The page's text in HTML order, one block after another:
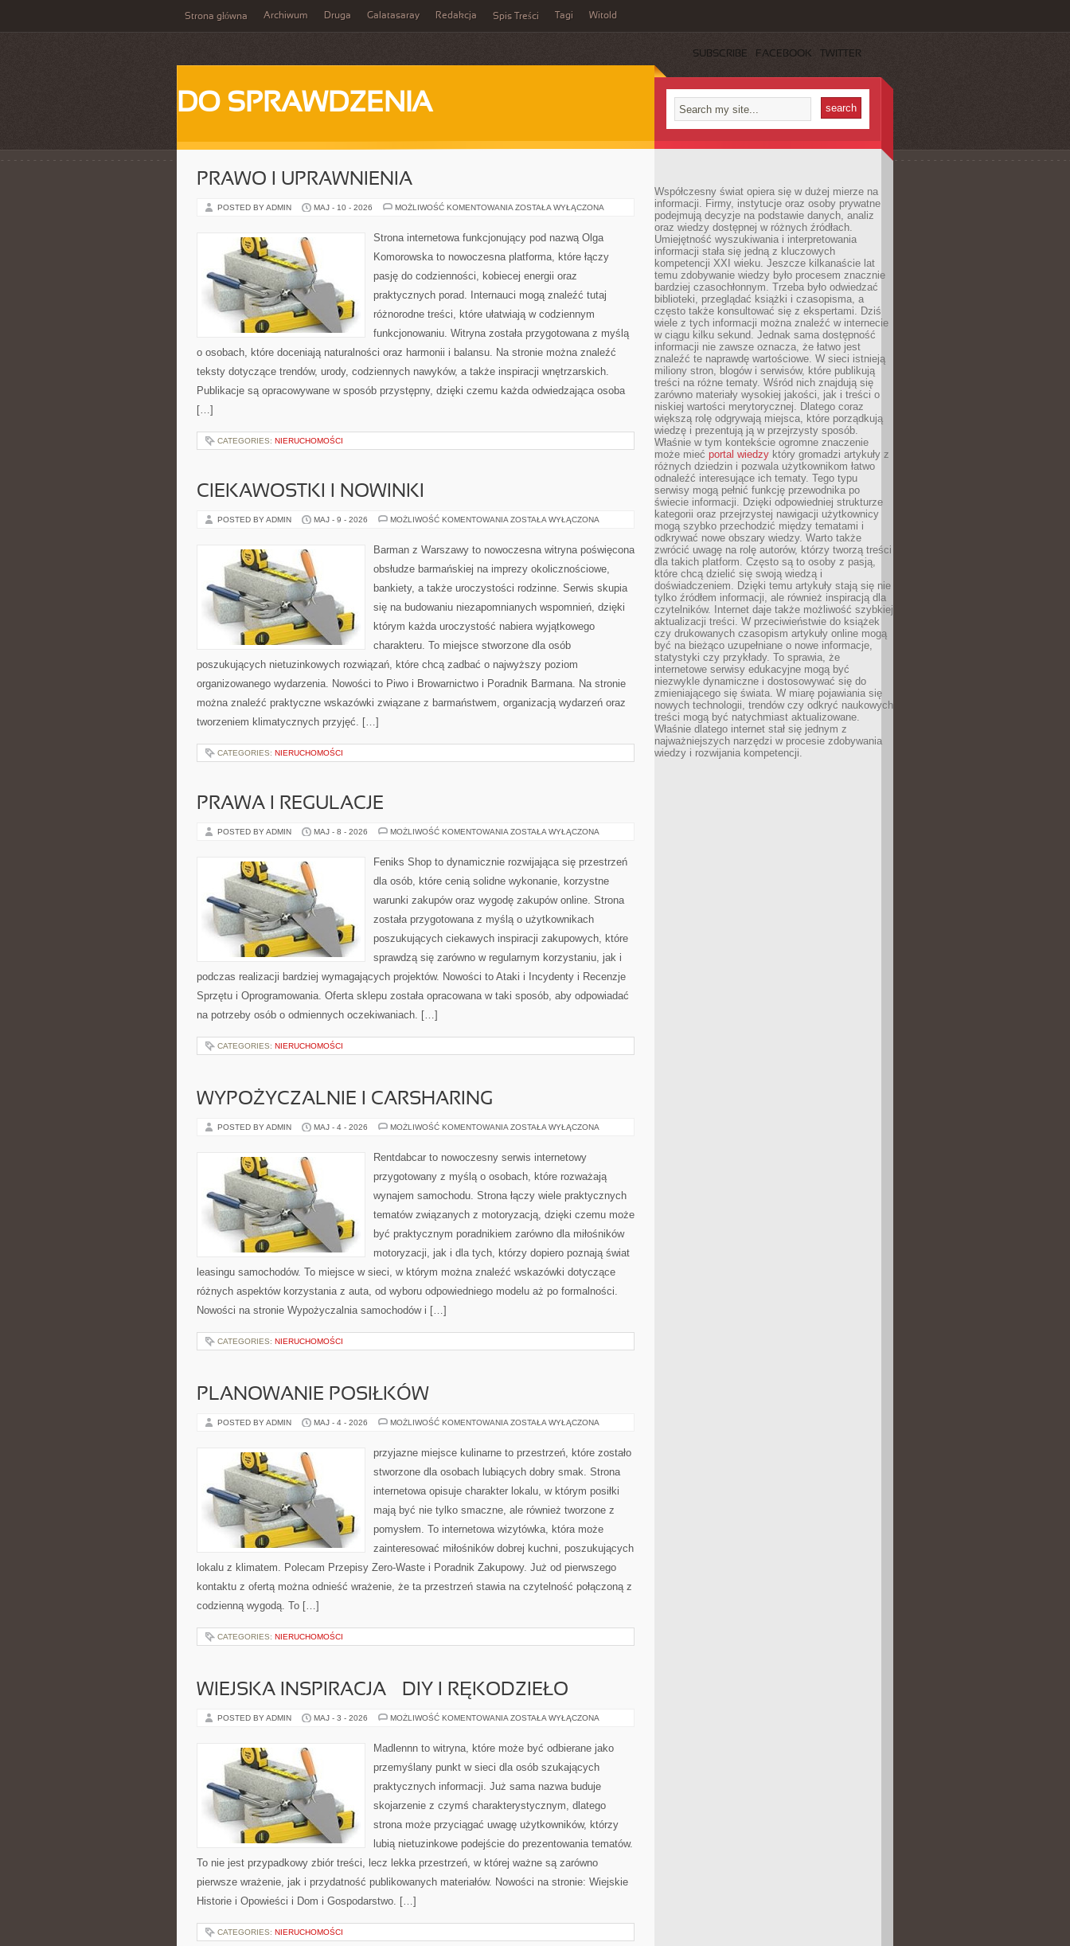
Strona główna Archiwum Druga Galatasaray Redakcja Spis Treści Tagi Witold
SUBSCRIBE FACEBOOK TWITTER
DO SPRAWDZENIA
PRAWO I UPRAWNIENIA
POSTED BY ADMIN MAJ - 10 - 2026 MOŻLIWOŚĆ KOMENTOWANIA PRAWO
ZOSTAŁA WYŁĄCZONA
Strona internetowa funkcjonujący pod nazwą Olga
Komorowska to nowoczesna platforma, które łączy
pasję do codzienności, kobiecej energii oraz
praktycznych porad. Internauci mogą znaleźć tutaj
różnorodne treści, które ułatwiają w codziennym
funkcjonowaniu. Witryna została przygotowana z myślą
o osobach, które doceniają naturalności oraz harmonii i balansu. Na stronie można znaleźć
teksty dotyczące trendów, urody, codziennych nawyków, a także inspiracji wnętrzarskich.
Publikacje są opracowywane w sposób przystępny, dzięki czemu każda odwiedzająca osoba
[…]
CATEGORIES: NIERUCHOMOŚCI
CIEKAWOSTKI I NOWINKI
POSTED BY ADMIN MAJ - 9 - 2026 MOŻLIWOŚĆ KOMENTOWANIA CIEKAWOSTKI
ZOSTAŁA WYŁĄCZONA
Barman z Warszawy to nowoczesna witryna poświęcona
obsłudze barmańskiej na imprezy okolicznościowe,
bankiety, a także uroczystości rodzinne. Serwis skupia
się na budowaniu niezapomnianych wspomnień, dzięki
którym każda uroczystość nabiera wyjątkowego
charakteru. To miejsce stworzone dla osób
poszukujących nietuzinkowych rozwiązań, które chcą zadbać o najwyższy poziom
organizowanego wydarzenia. Nowości to Piwo i Browarnictwo i Poradnik Barmana. Na stronie
można znaleźć praktyczne wskazówki związane z barmaństwem, organizacją wydarzeń oraz
tworzeniem klimatycznych przyjęć. […]
CATEGORIES: NIERUCHOMOŚCI
PRAWA I REGULACJE
POSTED BY ADMIN MAJ - 8 - 2026 MOŻLIWOŚĆ KOMENTOWANIA PRAWA
ZOSTAŁA WYŁĄCZONA
Feniks Shop to dynamicznie rozwijająca się przestrzeń
dla osób, które cenią solidne wykonanie, korzystne
warunki zakupów oraz wygodę zakupów online. Strona
została przygotowana z myślą o użytkownikach
poszukujących ciekawych inspiracji zakupowych, które
sprawdzą się zarówno w regularnym korzystaniu, jak i
podczas realizacji bardziej wymagających projektów. Nowości to Ataki i Incydenty i Recenzje
Sprzętu i Oprogramowania. Oferta sklepu została opracowana w taki sposób, aby odpowiadać
na potrzeby osób o odmiennych oczekiwaniach. […]
CATEGORIES: NIERUCHOMOŚCI
WYPOŻYCZALNIE I CARSHARING
POSTED BY ADMIN MAJ - 4 - 2026 MOŻLIWOŚĆ KOMENTOWANIA WYPOŻYCZALNIE
ZOSTAŁA WYŁĄCZONA
Rentdabcar to nowoczesny serwis internetowy
przygotowany z myślą o osobach, które rozważają
wynajem samochodu. Strona łączy wiele praktycznych
tematów związanych z motoryzacją, dzięki czemu może
być praktycznym poradnikiem zarówno dla miłośników
motoryzacji, jak i dla tych, którzy dopiero poznają świat
leasingu samochodów. To miejsce w sieci, w którym można znaleźć wskazówki dotyczące
różnych aspektów korzystania z auta, od wyboru odpowiedniego modelu aż po formalności.
Nowości na stronie Wypożyczalnia samochodów i […]
CATEGORIES: NIERUCHOMOŚCI
PLANOWANIE POSIŁKÓW
POSTED BY ADMIN MAJ - 4 - 2026 MOŻLIWOŚĆ KOMENTOWANIA PLANOWANIE
ZOSTAŁA WYŁĄCZONA
przyjazne miejsce kulinarne to przestrzeń, które zostało
stworzone dla osobach lubiących dobry smak. Strona
internetowa opisuje charakter lokalu, w którym posiłki
mają być nie tylko smaczne, ale również tworzone z
pomysłem. To internetowa wizytówka, która może
zainteresować miłośników dobrej kuchni, poszukujących
lokalu z klimatem. Polecam Przepisy Zero-Waste i Poradnik Zakupowy. Już od pierwszego
kontaktu z ofertą można odnieść wrażenie, że ta przestrzeń stawia na czytelność połączoną z
codzienną wygodą. To […]
CATEGORIES: NIERUCHOMOŚCI
WIEJSKA INSPIRACJA – DIY I RĘKODZIEŁO
POSTED BY ADMIN MAJ - 3 - 2026 MOŻLIWOŚĆ KOMENTOWANIA WIEJSKA
DIY
I
ZOSTAŁA WYŁĄCZONA
Madlennn to witryna, które może być odbierane jako
przemyślany punkt w sieci dla osób szukających
praktycznych informacji. Już sama nazwa buduje
skojarzenie z czymś charakterystycznym, dlatego
strona może przyciągać uwagę użytkowników, którzy
lubią nietuzinkowe podejście do prezentowania tematów.
To nie jest przypadkowy zbiór treści, lecz lekka przestrzeń, w której ważne są zarówno
pierwsze wrażenie, jak i przydatność publikowanych materiałów. Nowości na stronie: Wiejskie
Historie i Opowieści i Dom i Gospodarstwo. […]
CATEGORIES: NIERUCHOMOŚCI
Współczesny świat opiera się w dużej mierze na
informacji. Firmy, instytucje oraz osoby prywatne
podejmują decyzje na podstawie danych, analiz
oraz wiedzy dostępnej w różnych źródłach.
Umiejętność wyszukiwania i interpretowania
informacji stała się jedną z kluczowych
kompetencji XXI wieku. Jeszcze kilkanaście lat
temu zdobywanie wiedzy było procesem znacznie
bardziej czasochłonnym. Trzeba było odwiedzać
biblioteki, przeglądać książki i czasopisma, a
często także konsultować się z ekspertami. Dziś
wiele z tych informacji można znaleźć w internecie
w ciągu kilku sekund. Jednak sama dostępność
informacji nie zawsze oznacza, że łatwo jest
znaleźć te naprawdę wartościowe. W sieci istnieją
miliony stron, blogów i serwisów, które publikują
treści na różne tematy. Wśród nich znajdują się
zarówno materiały wysokiej jakości, jak i treści o
niskiej wartości merytorycznej. Dlatego coraz
większą rolę odgrywają miejsca, które porządkują
wiedzę i prezentują ją w przejrzysty sposób.
Właśnie w tym kontekście ogromne znaczenie
może mieć portal wiedzy który gromadzi artykuły z
różnych dziedzin i pozwala użytkownikom łatwo
odnaleźć interesujące ich tematy. Tego typu
serwisy mogą pełnić funkcję przewodnika po
świecie informacji. Dzięki odpowiedniej strukturze
kategorii oraz przejrzystej nawigacji użytkownicy
mogą szybko przechodzić między tematami i
odkrywać nowe obszary wiedzy. Warto także
zwrócić uwagę na rolę autorów, którzy tworzą treści
dla takich platform. Często są to osoby z pasją,
które chcą dzielić się swoją wiedzą i
doświadczeniem. Dzięki temu artykuły stają się nie
tylko źródłem informacji, ale również inspiracją dla
czytelników. Internet daje także możliwość szybkiej
aktualizacji treści. W przeciwieństwie do książek
czy drukowanych czasopism artykuły online mogą
być na bieżąco uzupełniane o nowe informacje,
statystyki czy przykłady. To sprawia, że
internetowe serwisy edukacyjne mogą być
niezwykle dynamiczne i dostosowywać się do
zmieniającego się świata. W miarę pojawiania się
nowych technologii, trendów czy odkryć naukowych
treści mogą być natychmiast aktualizowane.
Właśnie dlatego internet stał się jednym z
najważniejszych narzędzi w procesie zdobywania
wiedzy i rozwijania kompetencji.